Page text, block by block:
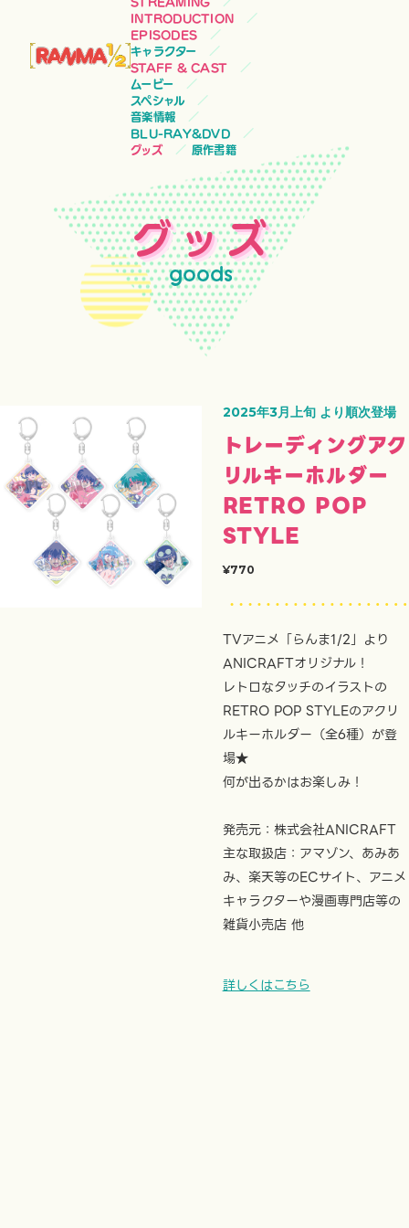
INTRODUCTION
EPISODES
キャラクター
STAFF & CAST
ムービー
スペシャル
音楽情報
BLU-RAY&DVD
グッズ
原作書籍
グッズ
goods
2025年3月上旬 より順次登場
トレーディングアク
リルキーホルダー
RETRO POP
STYLE
¥770
TVアニメ「らんま1/2」より
ANICRAFTオリジナル！
レトロなタッチのイラストの
RETRO POP STYLEのアクリ
ルキーホルダー（全6種）が登
場★
何が出るかはお楽しみ！
発売元：株式会社ANICRAFT
主な取扱店：アマゾン、あみあ
み、楽天等のECサイト、アニメ
キャラクターや漫画専門店等の
雑貨小売店 他
詳しくはこちら